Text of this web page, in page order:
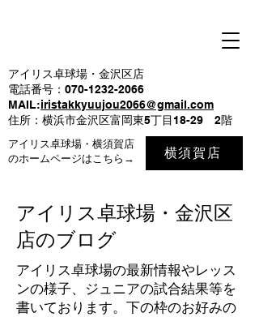
アイリス卓球場・金沢区店
電話番号：070-1232-2066
MAIL:iristakkyuujou2066@gmail.com
住所：横浜市金沢区富岡東5丁目18-29 2階
アイリス卓球場・横須賀店
のホームページはこちら→
横須賀店
アイリス卓球場・金沢区
店のブログ
アイリス卓球場の最新情報やレッス
ンの様子、ジュニアの試合結果等を
書いております。下の枠のお好みの